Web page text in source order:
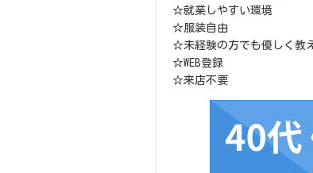
☆就業しやすい環境
☆服装自由
☆未経験の方でも優しく教
☆WEB登録
☆来店不要